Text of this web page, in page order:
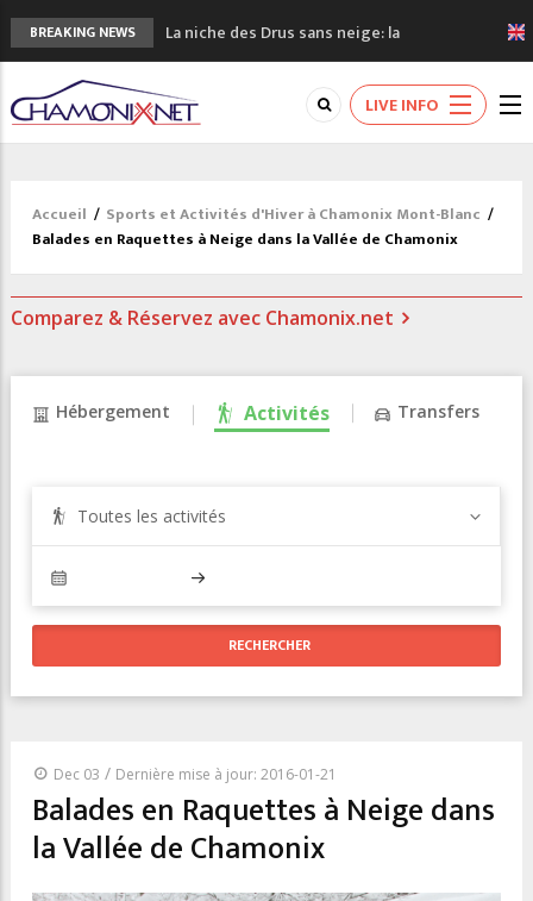
BREAKING NEWS
La niche des Drus sans neige: la
sécheresse en haute montagne
3 bonnes raisons pour visiter le nouveau
Musée du Mont-Blanc
Accidents en montagne: 3 personnes sont
Craft ouvre un nouveau magasin de course
à pied à Chamonix
LIVE INFO
Accueil / Sports et Activités d'Hiver à Chamonix Mont-Blanc /
Balades en Raquettes à Neige dans la Vallée de Chamonix
Comparez & Réservez avec Chamonix.net
Hébergement Activités Transfers
Toutes les activités
Dec 03 / Dernière mise à jour: 2016-01-21
Balades en Raquettes à Neige dans
la Vallée de Chamonix